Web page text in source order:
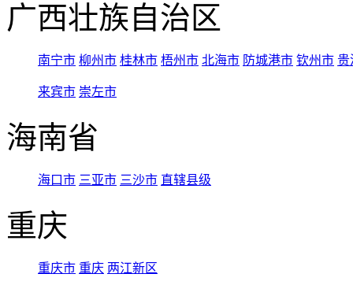
广西壮族自治区
南宁市 柳州市 桂林市 梧州市 北海市 防城港市 钦州市 贵
来宾市 崇左市
海南省
海口市 三亚市 三沙市 直辖县级
重庆
重庆市 重庆 两江新区